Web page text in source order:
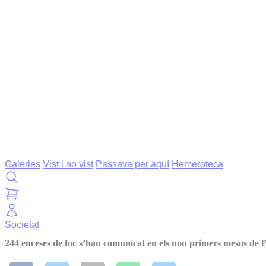
Galeries Vist i no vist Passava per aquí Hemeroteca
Societat
244 enceses de foc s’han comunicat en els nou primers mesos de